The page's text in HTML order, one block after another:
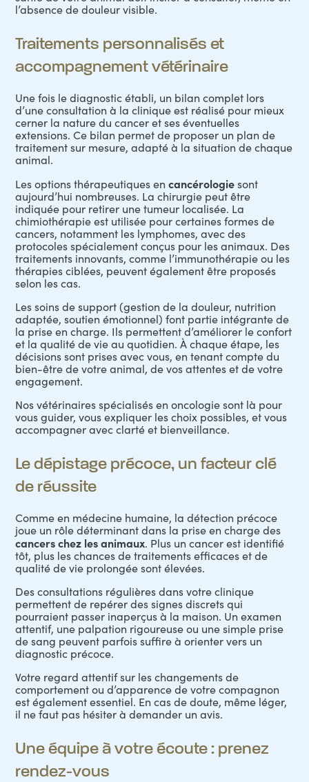
l’absence de douleur visible.
Traitements personnalisés et
accompagnement vétérinaire
Une fois le diagnostic établi, un bilan complet lors
d’une consultation à la clinique est réalisé pour mieux
cerner la nature du cancer et ses éventuelles
extensions. Ce bilan permet de proposer un plan de
traitement sur mesure, adapté à la situation de chaque
animal.
Les options thérapeutiques encancérologiesont
aujourd’hui nombreuses. Lachirurgie peut être
indiquée pour retirer une tumeur localisée. La
chimiothérapie est utilisée pour certaines formes de
cancers, notamment les lymphomes, avec des
protocoles spécialement conçus pour les animaux. Des
traitements innovants, comme l’immunothérapie ou les
thérapies ciblées, peuvent également être proposés
selon les cas.
Les soins de support (gestion de la douleur, nutrition
adaptée, soutien émotionnel) font partie intégrante de
la prise en charge. Ils permettent d’améliorer le confort
et la qualité de vie au quotidien. À chaque étape, les
décisions sont prises avec vous, en tenant compte du
bien-être de votre animal, de vos attentes et de votre
engagement.
Nos vétérinaires spécialisés en oncologie sont là pour
vous guider, vous expliquer les choix possibles, et vous
accompagner avec clarté et bienveillance.
Le dépistage précoce, un facteur clé
de réussite
Comme en médecine humaine, la détection précoce
joue un rôle déterminant dans la prise en charge des
cancers chez les animaux. Plus un cancer est identifié
tôt, plus les chances de traitements efficaces et de
qualité de vie prolongée sont élevées.
Des consultations régulières dans votre clinique
permettent de repérer des signes discrets qui
pourraient passer inaperçus à la maison. Un examen
attentif, une palpation rigoureuse ou une simple prise
de sang peuvent parfois suffire à orienter vers un
diagnostic précoce.
Votre regard attentif sur les changements de
comportement ou d’apparence de votre compagnon
est également essentiel. En cas de doute, même léger,
il ne faut pas hésiter à demander un avis.
Une équipe à votre écoute : prenez
rendez-vous